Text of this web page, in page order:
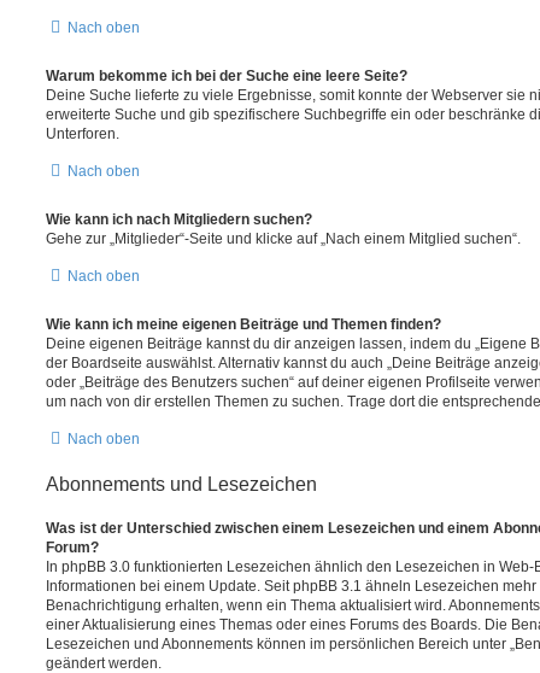
Nach oben
Warum bekomme ich bei der Suche eine leere Seite?
Deine Suche lieferte zu viele Ergebnisse, somit konnte der Webserver sie
erweiterte Suche und gib spezifischere Suchbegriffe ein oder beschränke
Unterforen.
Nach oben
Wie kann ich nach Mitgliedern suchen?
Gehe zur „Mitglieder“-Seite und klicke auf „Nach einem Mitglied suchen“.
Nach oben
Wie kann ich meine eigenen Beiträge und Themen finden?
Deine eigenen Beiträge kannst du dir anzeigen lassen, indem du „Eigene
der Boardseite auswählst. Alternativ kannst du auch „Deine Beiträge
oder „Beiträge des Benutzers suchen“ auf deiner eigenen Profilseite
um nach von dir erstellen Themen zu suchen. Trage dort die
Nach oben
Abonnements und Lesezeichen
Was ist der Unterschied zwischen einem Lesezeichen und einem
Forum?
In phpBB 3.0 funktionierten Lesezeichen ähnlich den Lesezeichen in
Informationen bei einem Update. Seit phpBB 3.1 ähneln Lesezeichen
Benachrichtigung erhalten, wenn ein Thema aktualisiert wird.
einer Aktualisierung eines Themas oder eines Forums des Boards. Die
Lesezeichen und Abonnements können im persönlichen Bereich unter
geändert werden.